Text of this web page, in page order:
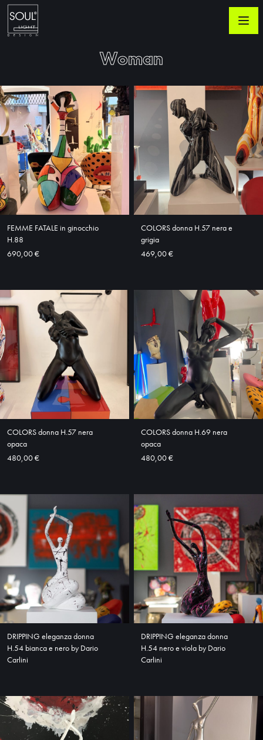
Woman
FEMME FATALE in ginocchio
H.88
690,00 €
COLORS donna H.57 nera e
grigia
469,00 €
COLORS donna H.57 nera
opaca
480,00 €
COLORS donna H.69 nera
opaca
480,00 €
DRIPPING eleganza donna
H.54 bianca e nero by Dario
Carlini
DRIPPING eleganza donna
H.54 nero e viola by Dario
Carlini